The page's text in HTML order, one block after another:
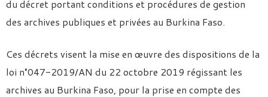
du décret portant conditions et procédures de gestion
des archives publiques et privées au Burkina Faso.
Ces décrets visent la mise en œuvre des dispositions de la
loi n°047-2019/AN du 22 octobre 2019 régissant les
archives au Burkina Faso, pour la prise en compte des